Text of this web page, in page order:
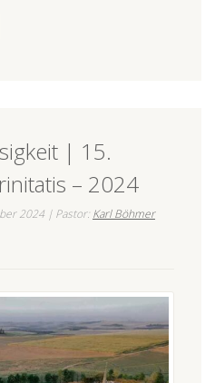
| 15.
– 2024
2024 | Pastor: Karl Böhmer